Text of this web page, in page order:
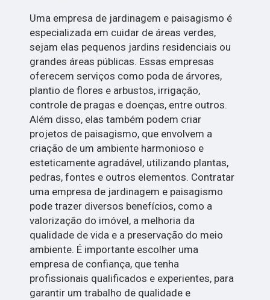
Uma empresa de jardinagem e paisagismo é
especializada em cuidar de áreas verdes,
sejam elas pequenos jardins residenciais ou
grandes áreas públicas. Essas empresas
oferecem serviços como poda de árvores,
plantio de flores e arbustos, irrigação,
controle de pragas e doenças, entre outros.
Além disso, elas também podem criar
projetos de paisagismo, que envolvem a
criação de um ambiente harmonioso e
esteticamente agradável, utilizando plantas,
pedras, fontes e outros elementos. Contratar
uma empresa de jardinagem e paisagismo
pode trazer diversos benefícios, como a
valorização do imóvel, a melhoria da
qualidade de vida e a preservação do meio
ambiente. É importante escolher uma
empresa de confiança, que tenha
profissionais qualificados e experientes, para
garantir um trabalho de qualidade e